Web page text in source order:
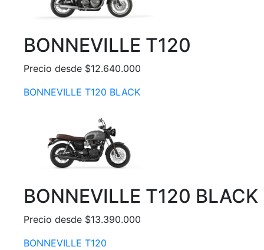
BONNEVILLE T120
Precio desde $12.640.000
BONNEVILLE T120 BLACK
BONNEVILLE T120 BLACK
Precio desde $13.390.000
BONNEVILLE T120